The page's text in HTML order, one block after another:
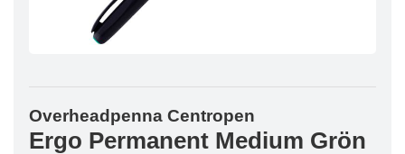
Overheadpenna Centropen
Ergo Permanent Medium Grön